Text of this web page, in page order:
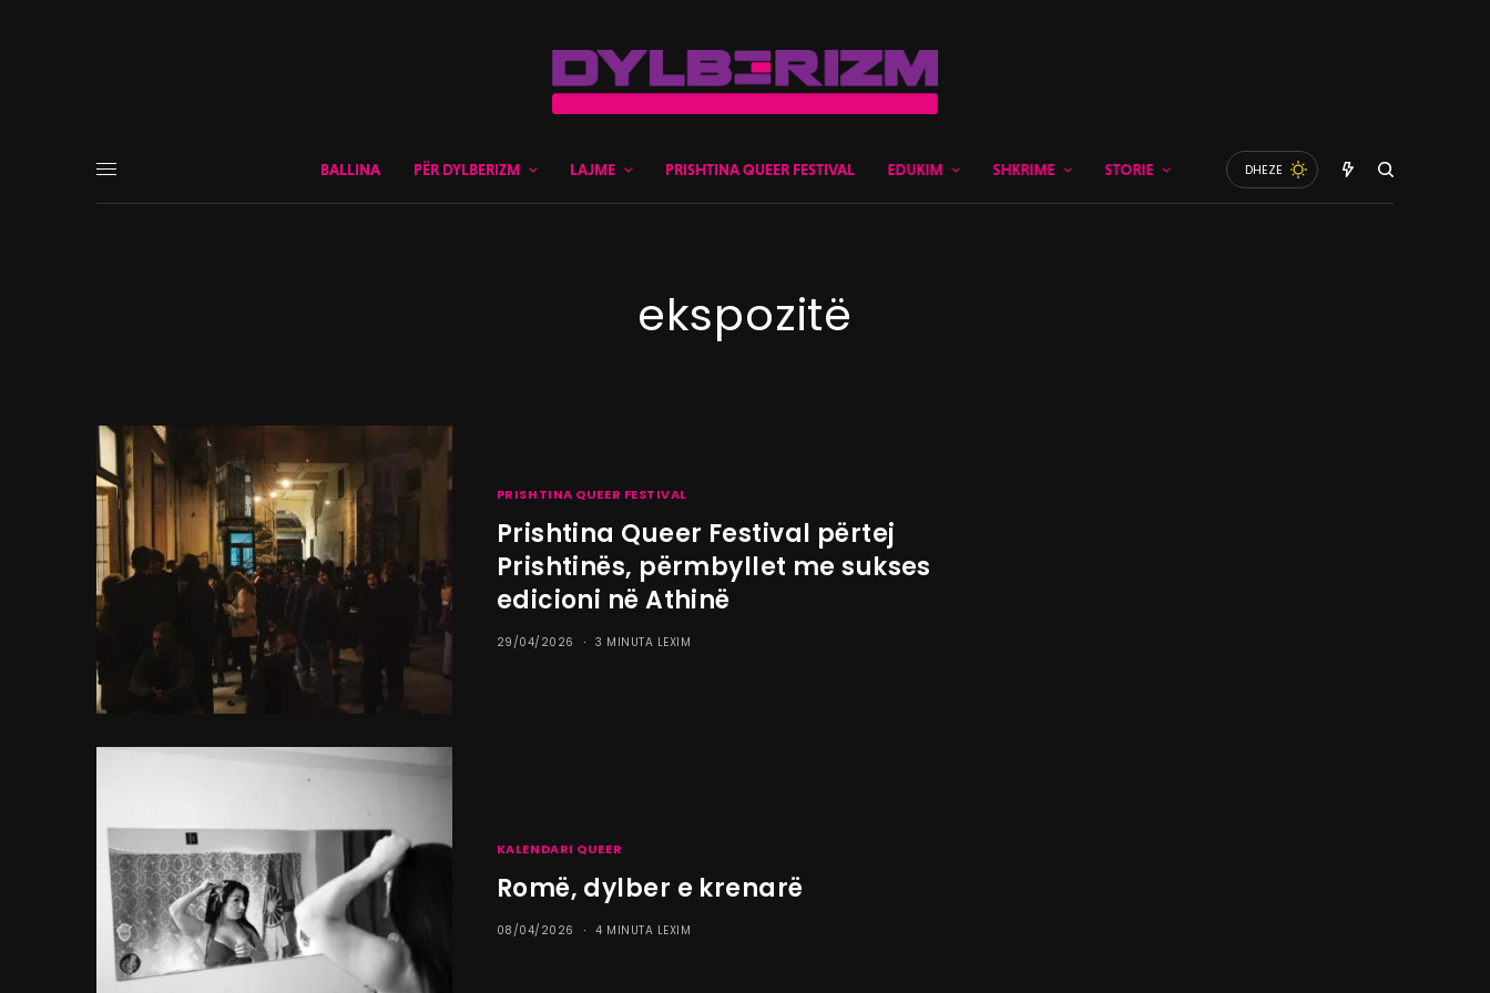
BALLINA PËR DYLBERIZM LAJME PRISHTINA QUEER FESTIVAL EDUKIM SHKRIME STORIE DHEZE
ekspozitë
PRISHTINA QUEER FESTIVAL
Prishtina Queer Festival përtej
Prishtinës, përmbyllet me sukses
edicioni në Athinë
29/04/2026 3 MINUTA LEXIM
KALENDARI QUEER
Romë, dylber e krenarë
08/04/2026 4 MINUTA LEXIM